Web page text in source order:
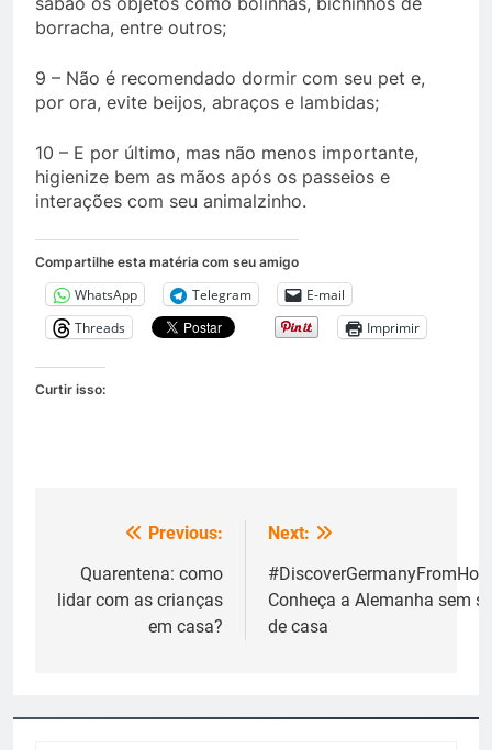
borracha, entre outros;
9 – Não é recomendado dormir com seu pet e,
por ora, evite beijos, abraços e lambidas;
10 – E por último, mas não menos importante,
higienize bem as mãos após os passeios e
interações com seu animalzinho.
Compartilhe esta matéria com seu amigo
WhatsApp Telegram
E-mail
Threads
Imprimir
Curtir isso:
Navegação
de
Previous:
Quarentena: como
lidar com as crianças
em casa?
Next:
Conheça a Alemanha sem
de casa